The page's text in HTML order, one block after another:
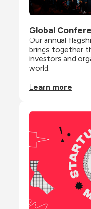
Global
Our annual
brings together
investors and
world.
Learn more